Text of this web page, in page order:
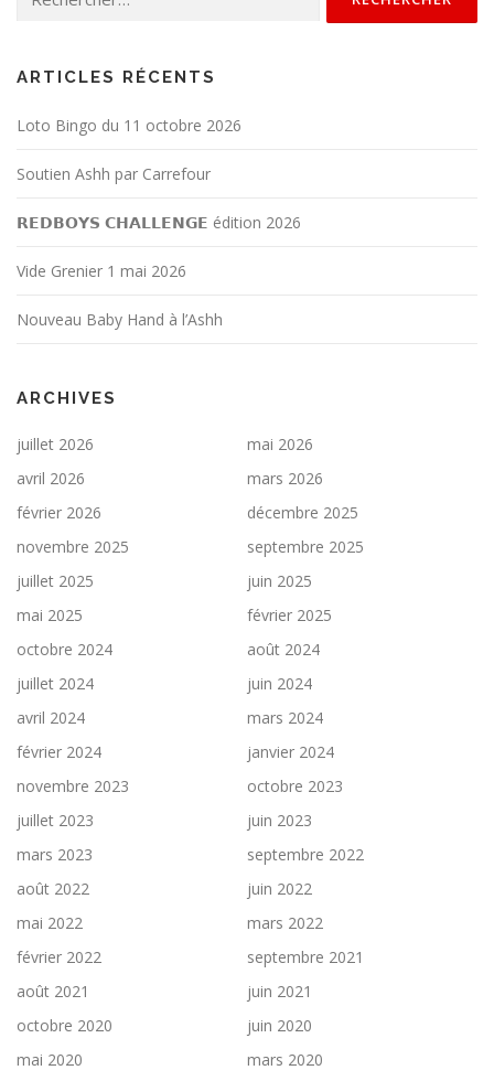
ARTICLES RÉCENTS
Loto Bingo du 11 octobre 2026
Soutien Ashh par Carrefour
𝗥𝗘𝗗𝗕𝗢𝗬𝗦 𝗖𝗛𝗔𝗟𝗟𝗘𝗡𝗚𝗘 édition 2026
Vide Grenier 1 mai 2026
Nouveau Baby Hand à l’Ashh
ARCHIVES
juillet 2026
mai 2026
avril 2026
mars 2026
février 2026
décembre 2025
novembre 2025
septembre 2025
juillet 2025
juin 2025
mai 2025
février 2025
octobre 2024
août 2024
juillet 2024
juin 2024
avril 2024
mars 2024
février 2024
janvier 2024
novembre 2023
octobre 2023
juillet 2023
juin 2023
mars 2023
septembre 2022
août 2022
juin 2022
mai 2022
mars 2022
février 2022
septembre 2021
août 2021
juin 2021
octobre 2020
juin 2020
mai 2020
mars 2020